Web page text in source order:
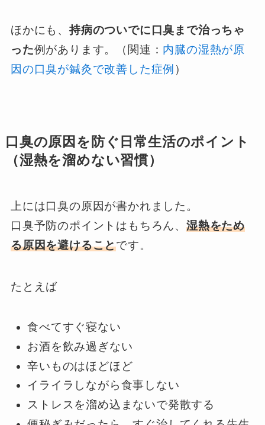
ほかにも、 持病のついでに口臭まで治っちゃ
った例があります。（関連： 内臓の湿熱が原
因の口臭が鍼灸で改善した症例 ）
口臭の原因を防ぐ日常生活のポイント
（湿熱を溜めない習慣）
上には口臭の原因が書かれました。
口臭予防のポイントはもちろん、湿熱をため
る原因を避けることです。
たとえば
食べてすぐ寝ない
お酒を飲み過ぎない
辛いものはほどほど
イライラしながら食事しない
ストレスを溜め込まないで発散する